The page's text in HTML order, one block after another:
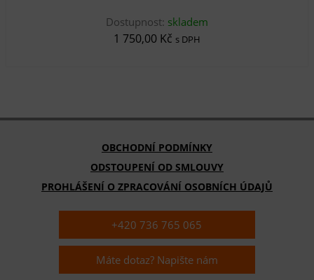
Dostupnost: skladem
1 750,00 Kč s DPH
OBCHODNÍ PODMÍNKY
ODSTOUPENÍ OD SMLOUVY
PROHLÁŠENÍ O ZPRACOVÁNÍ OSOBNÍCH ÚDAJŮ
+420 736 765 065
Máte dotaz? Napište nám